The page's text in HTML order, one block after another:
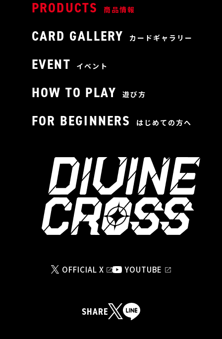
PRODUCTS 商品情報
CARD GALLERY カードギャラリー
EVENT イベント
HOW TO PLAY 遊び方
FOR BEGINNERS はじめての方へ
OFFICIAL X YOUTUBE
SHARE